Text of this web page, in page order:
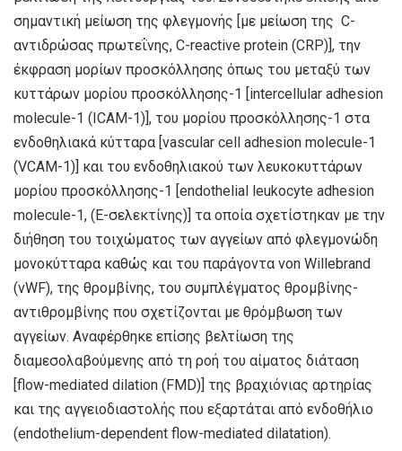
σημαντική μείωση της φλεγμονής [με μείωση της C-
αντιδρώσας πρωτεΐνης, C-reactive protein (CRP)], την
έκφραση μορίων προσκόλλησης όπως του μεταξύ των
κυττάρων μορίου προσκόλλησης-1 [intercellular adhesion
molecule-1 (ICAM-1)], του μορίου προσκόλλησης-1 στα
ενδοθηλιακά κύτταρα [vascular cell adhesion molecule-1
(VCAM-1)] και του ενδοθηλιακού των λευκοκυττάρων
μορίου προσκόλλησης-1 [endothelial leukocyte adhesion
molecule-1, (E-σελεκτίνης)] τα οποία σχετίστηκαν με την
διήθηση του τοιχώματος των αγγείων από φλεγμονώδη
μονοκύτταρα καθώς και του παράγοντα von Willebrand
(vWF), της θρομβίνης, του συμπλέγματος θρομβίνης-
αντιθρομβίνης που σχετίζονται με θρόμβωση των
αγγείων. Αναφέρθηκε επίσης βελτίωση της
διαμεσολαβούμενης από τη ροή του αίματος διάταση
[flow-mediated dilation (FMD)] της βραχιόνιας αρτηρίας
και της αγγειοδιαστολής που εξαρτάται από ενδοθήλιο
(endothelium-dependent flow-mediated dilatation).